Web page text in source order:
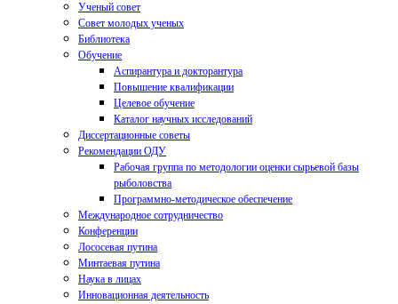
Ученый совет
Совет молодых ученых
Библиотека
Обучение
Аспирантура и докторантура
Повышение квалификации
Целевое обучение
Каталог научных исследований
Диссертационные советы
Рекомендации ОДУ
Рабочая группа по методологии оценки сырьевой базы
рыболовства
Программно-методическое обеспечение
Международное сотрудничество
Конференции
Лососевая путина
Минтаевая путина
Наука в лицах
Инновационная деятельность